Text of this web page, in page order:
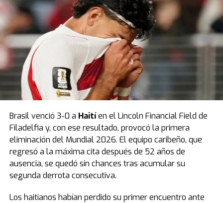
de un grosero error que terminó en el único gol del
encuentro.
Fuente: TN
Brasil venció 3-0 a Haitíen el Lincoln Financial Field de
Filadelfia y, con ese resultado, provocó la primera
eliminación del Mundial 2026. El equipo caribeño, que
regresó a la máxima cita después de 52 años de
ausencia, se quedó sin chances tras acumular su
segunda derrota consecutiva.
Los haitianos habían perdido su primer encuentro ante